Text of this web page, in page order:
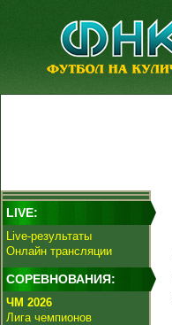
LIVE:
Live-результаты
Онлайн трансляции
СОРЕВНОВАНИЯ:
ЧМ 2026
Лига чемпионов